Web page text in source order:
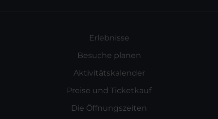
Erlebnisse
Besuche planen
Aktivitätskalender
Preise und Ticketkauf
Die Öffnungszeiten